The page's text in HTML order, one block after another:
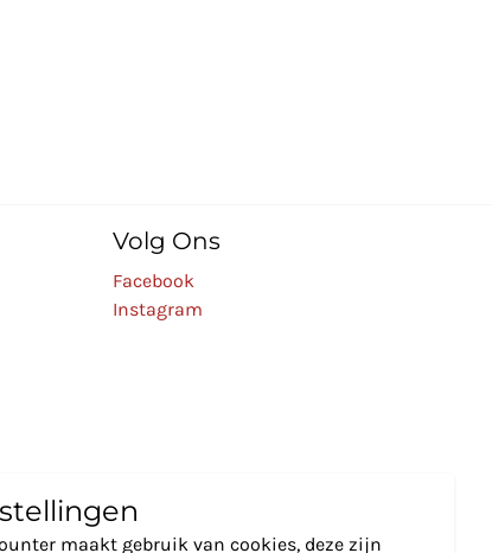
Volg Ons
Facebook
Instagram
maakt gebruik van cookies, deze zijn